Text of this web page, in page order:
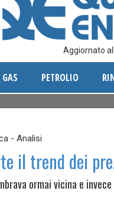
Aggiornato
GAS PETROLIO
- Analisi
il trend dei
ormai vicina e